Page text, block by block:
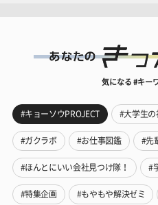
気になる #キー
#キョーソウPROJECT #大学生の
#ガクラボ #お仕事図鑑 #先
#ほんとにいい会社見つけ隊！ #
#特集企画 #もやもや解決ゼミ